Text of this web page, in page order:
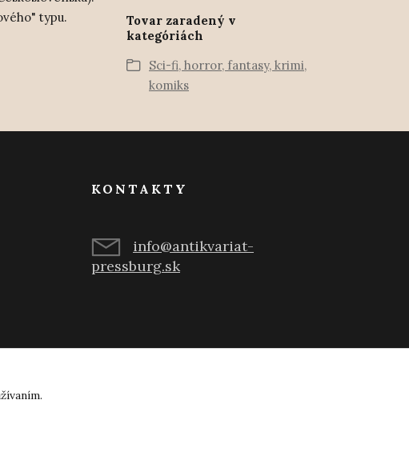
typu.
Tovar zaradený v
kategóriách
Sci-fi, horror, fantasy, krimi,
komiks
KONTAKTY
info@antikvariat-
pressburg.sk